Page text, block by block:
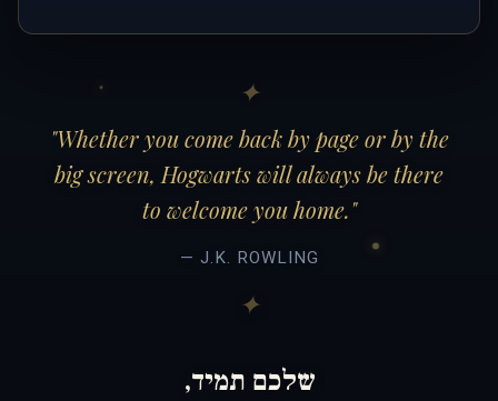
"Whether you come back by page or by the
big screen, Hogwarts will always be there
to welcome you home."
— J.K. ROWLING
שלכם תמיד,